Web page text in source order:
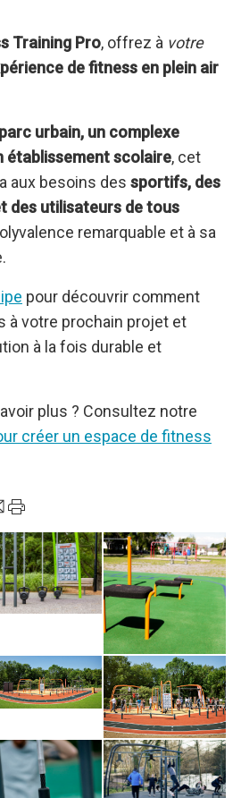
Training Pro, offrez à votre
de fitness en plein air
urbain, un complexe
établissement scolaire, cet
aux besoins des sportifs, des
des utilisateurs de tous
remarquable et à sa
pour découvrir comment
à votre prochain projet et
à la fois durable et
plus ? Consultez notre
créer un espace de fitness